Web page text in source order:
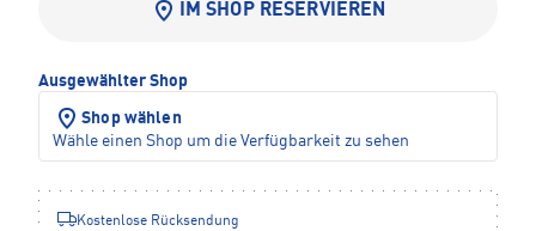
IM SHOP RESERVIEREN
Ausgewählter Shop
Shop wählen
Wähle einen Shop um die Verfügbarkeit zu sehen
Kostenlose Rücksendung